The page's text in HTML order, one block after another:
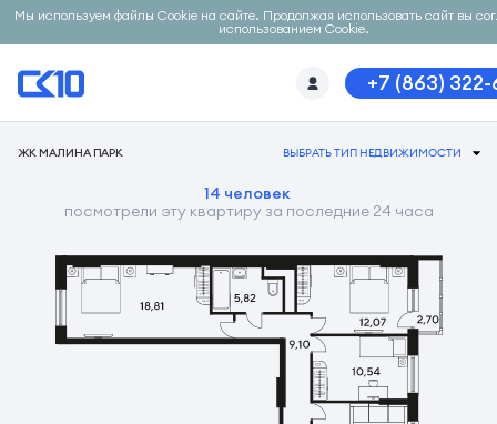
Мы используем файлы Cookie на сайте. Продолжая использовать сайт вы
использованием Cookie.
+7 (863)
ЖК МАЛИНА ПАРК ВЫБРАТЬ ТИП НЕДВИЖИМОСТИ
14 человек
посмотрели эту квартиру за последние 24 часа